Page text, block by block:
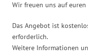
Wir freuen uns auf euren
Das Angebot ist
erforderlich.
Weitere Informationen